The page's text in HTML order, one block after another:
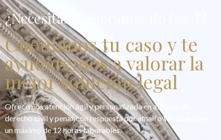
¿Necesitas asesoramiento legal?
Cuentanos tu caso y te
ayudaremos a valorar la
mejor solución legal
Ofrecemos atención ágil y personalizada en asuntos de
derecho civil y penal, con respuesta por email o WhatsApp en
un máximo de 12 horas laborables.